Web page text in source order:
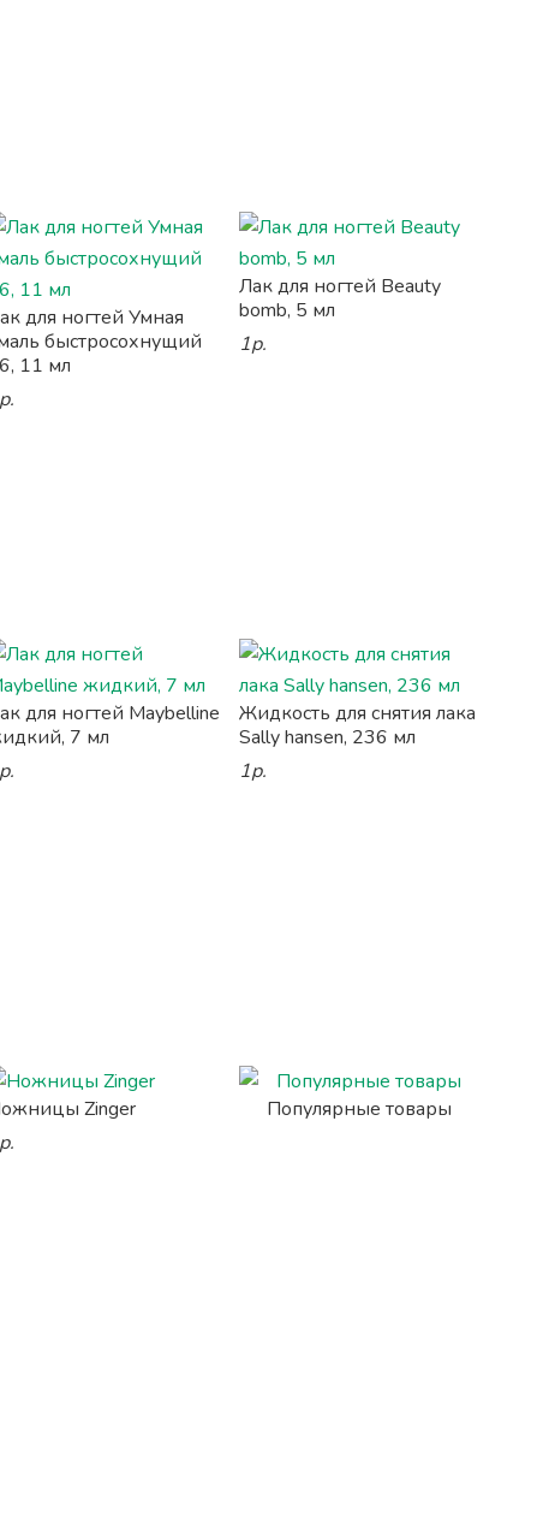
для ногтей Умная
быстросохнущий
11 мл
Лак для ногтей Beauty
bomb, 5 мл
1р.
для ногтей Maybelline
7 мл
Жидкость для снятия лака
Sally hansen, 236 мл
1р.
Zinger
Популярные товары